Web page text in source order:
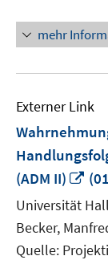
mehr
Externer Link
(ADM II)
In
Universität
Becker,
Quelle: